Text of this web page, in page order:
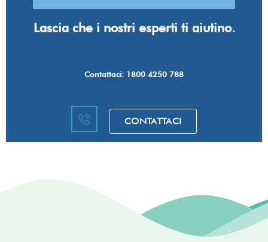
Lascia che i nostri esperti ti aiutino.
Contattaci: 1800 4250 788
CONTATTACI